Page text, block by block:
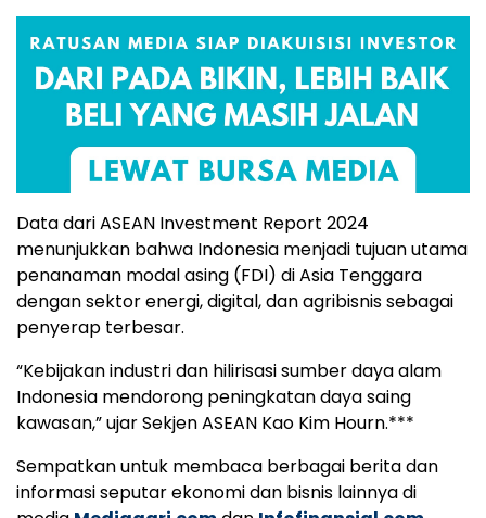
Data dari ASEAN Investment Report 2024
menunjukkan bahwa Indonesia menjadi tujuan utama
penanaman modal asing (FDI) di Asia Tenggara
dengan sektor energi, digital, dan agribisnis sebagai
penyerap terbesar.
“Kebijakan industri dan hilirisasi sumber daya alam
Indonesia mendorong peningkatan daya saing
kawasan,” ujar Sekjen ASEAN Kao Kim Hourn.***
Sempatkan untuk membaca berbagai berita dan
informasi seputar ekonomi dan bisnis lainnya di